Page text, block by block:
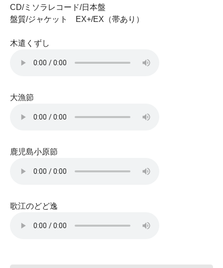
CD/ミソラレコード/日本盤
盤質/ジャケット EX+/EX（帯あり）
木遣くずし
大漁節
鹿児島小原節
歌江のどど逸